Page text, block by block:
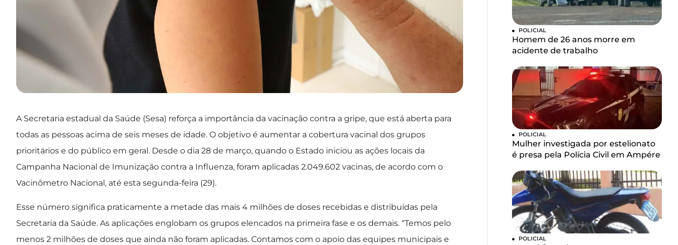
A Secretaria estadual da Saúde (Sesa) reforça a importância da vacinação contra a gripe, que está aberta para
todas as pessoas acima de seis meses de idade. O objetivo é aumentar a cobertura vacinal dos grupos
prioritários e do público em geral. Desde o dia 28 de março, quando o Estado iniciou as ações locais da
Campanha Nacional de Imunização contra a Influenza, foram aplicadas 2.049.602 vacinas, de acordo com o
Vacinômetro Nacional, até esta segunda-feira (29).
Esse número significa praticamente a metade das mais 4 milhões de doses recebidas e distribuídas pela
Secretaria da Saúde. As aplicações englobam os grupos elencados na primeira fase e os demais. “Temos pelo
menos 2 milhões de doses que ainda não foram aplicadas. Contamos com o apoio das equipes municipais e
POLICIAL
Homem de 26 anos morre em
acidente de trabalho
POLICIAL
Mulher investigada por estelionato
é presa pela Polícia Civil em Ampére
POLICIAL